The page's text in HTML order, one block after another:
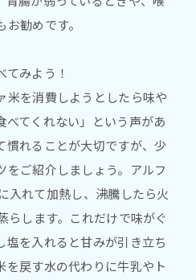
勧めです。
みよう！
を消費しようとしたら味や
べてくれない」という声があ
慣れることが大切ですが、少
をご紹介しましょう。アルフ
入れて加熱し、沸騰したら火
らします。これだけで味がぐ
塩を入れると甘みが引き立ち
を戻す水の代わりに牛乳やト